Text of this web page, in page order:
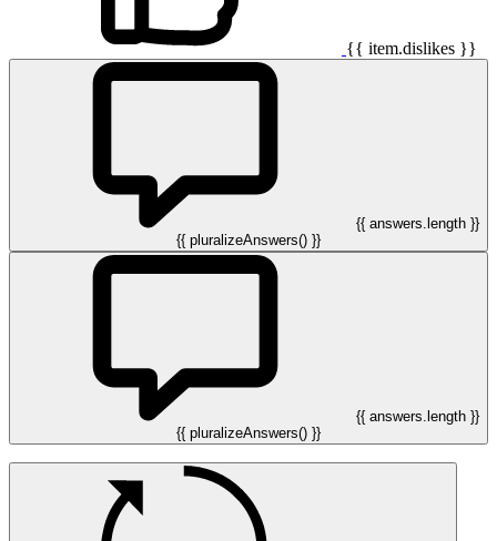
{{ item.dislikes }}
{{ answers.length }}
{{ pluralizeAnswers() }}
{{ answers.length }}
{{ pluralizeAnswers() }}